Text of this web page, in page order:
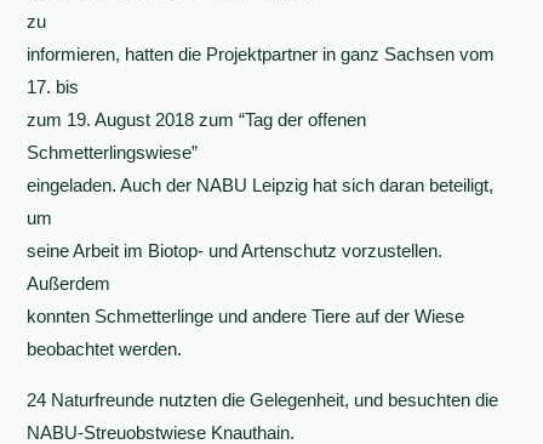
zu
informieren, hatten die Projektpartner in ganz Sachsen vom
17. bis
zum 19. August 2018 zum “Tag der offenen
Schmetterlingswiese”
eingeladen. Auch der NABU Leipzig hat sich daran beteiligt,
um
seine Arbeit im Biotop- und Artenschutz vorzustellen.
Außerdem
konnten Schmetterlinge und andere Tiere auf der Wiese
beobachtet werden.
24 Naturfreunde nutzten die Gelegenheit, und besuchten die
NABU-Streuobstwiese Knauthain.